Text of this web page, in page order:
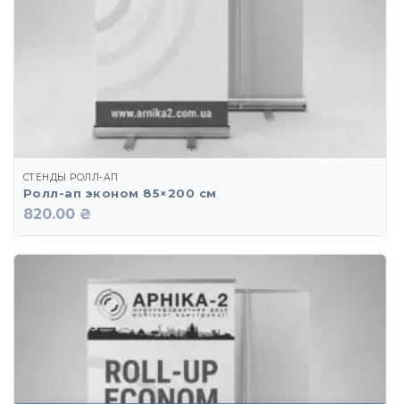
СТЕНДЫ РОЛЛ-АП
Ролл-ап эконом 85×200 см
820.00 ₴